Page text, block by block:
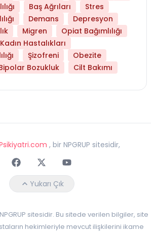
Baş Ağrıları
Stres
Demans
Depresyon
Migren
Opiat Bağımlılığı
Kadın Hastalıkları
Şizofreni
Obezite
Bozukluk Cilt Bakımı
, bir NPGRUP sitesidir,
FaceebokTwitterYoutube
Yukarı Çık
sitesidir. Bu sitede verilen bilgiler, site
hekimleriyle mevcut ilişkilerini ikame